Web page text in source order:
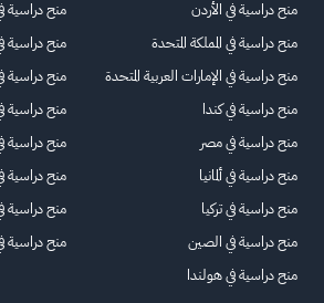
منح دراسية في الأردن
منح دراسية في المملكة المتحدة
منح دراسية في الإمارات العربية المتحدة
منح دراسية في كندا
منح دراسية في مصر
منح دراسية في ألمانيا
منح دراسية في تركيا
منح دراسية في الصين
منح دراسية في هولندا
منح دراسية
منح دراسية
منح دراسية
منح دراسية
منح دراسية
منح دراسية
منح دراسية
منح دراسية